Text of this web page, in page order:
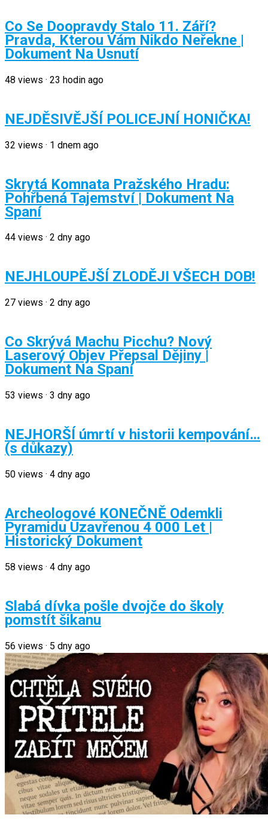
Co Se Doopravdy Stalo 11. Září?
Pravda, Kterou Vám Nikdo Neřekne |
Dokument Na Usnutí
48 views · 23 hodin ago
NEJDĚSIVĚJŠÍ POLICEJNÍ HONIČKA!
32 views · 1 dnem ago
Skrytá Komnata Pražského Hradu:
Pohřbená Tajemství | Dokument Na
Spaní
44 views · 2 dny ago
NEJHLOUPĚJŠÍ ZLODĚJI VŠECH DOB!
27 views · 2 dny ago
Co Skrývá Machu Picchu? Nový
Laserový Objev Přepsal Dějiny |
Dokument Na Spaní
53 views · 3 dny ago
NEJHORŠÍ úmrtí v historii kempování…
(s důkazy)
50 views · 4 dny ago
Archeologové KONEČNĚ Odemkli
Pyramidu Uzavřenou 4 000 Let |
Historický Dokument
58 views · 4 dny ago
Slabá dívka pošle dvojče do školy
pomstít šikanu
56 views · 5 dny ago